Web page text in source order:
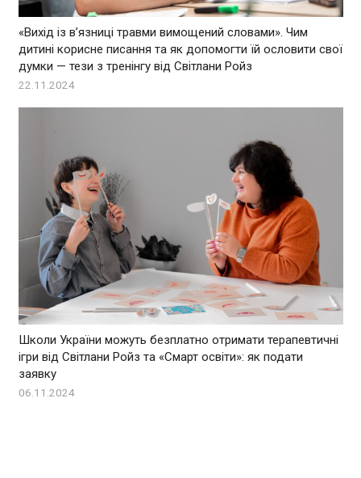
«Вихід із в’язниці травми вимощений словами». Чим
дитині корисне писання та як допомогти їй ословити свої
думки — тези з тренінгу від Світлани Ройз
22.11.2024
Школи України можуть безплатно отримати терапевтичні
ігри від Світлани Ройз та «Смарт освіти»: як подати
заявку
06.11.2024